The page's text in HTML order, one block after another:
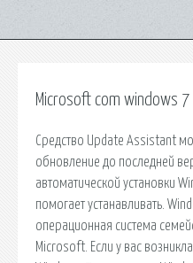
Microsoft com windows 7
Средство Update Assistant
обновление до последней
автоматической установки
помогает устанавливать.
операционная система
Microsoft. Если у вас